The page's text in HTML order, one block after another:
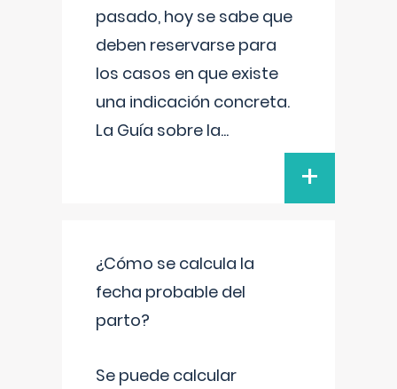
pasado, hoy se sabe que
deben reservarse para
los casos en que existe
una indicación concreta.
La Guía sobre la...
+
¿Cómo se calcula la
fecha probable del
parto?
Se puede calcular